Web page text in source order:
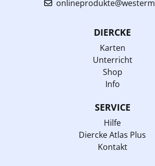
DIERCKE
Karten
Unterricht
Shop
Info
SERVICE
Hilfe
Diercke Atlas Plus
Kontakt